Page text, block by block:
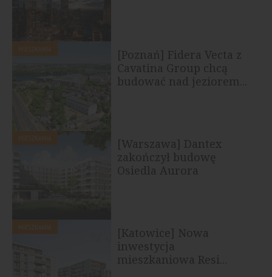
[Poznań] Fidera Vecta z
Cavatina Group chcą
budować nad jeziorem...
[Warszawa] Dantex
zakończył budowę
Osiedla Aurora
[Katowice] Nowa
inwestycja
mieszkaniowa Resi...